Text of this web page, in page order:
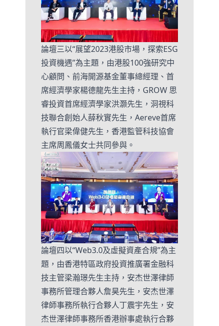
論壇三以“展望2023港股市場，探索ESG
投資機遇”為主題，由港股100強研究中
心顧問、前海開源基金董事總經理、首
席經濟學家楊德龍先生主持，GROW 思
睿投資首席經濟學家洪灏先生，洞視科
技聯合創始人薛秋實先生，Aereve首席
執行官梁偉健先生，香港監管科技協會
主席周鳳儀女士共同參與。
論壇四以“Web3.0及虛擬資產合規”為主
題，由香港特區政府投資推廣署金融科
技主管梁瀚璟先生主持，安杰世澤律師
事務所管理合夥人詹昊先生，安杰世澤
律師事務所執行合夥人丁震宇先生，安
杰世澤律師事務所香港辦事處執行合夥